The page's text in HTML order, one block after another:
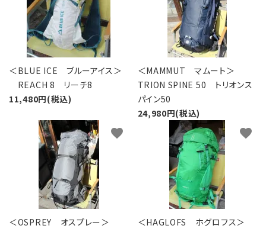
＜BLUE ICE ブルーアイス＞
REACH 8 リーチ8
11,480円(税込)
＜MAMMUT マムート＞
TRION SPINE 50 トリオンス
パイン50
24,980円(税込)
＜OSPREY オスプレー＞
favorite
＜HAGLOFS ホグロフス＞
favorite